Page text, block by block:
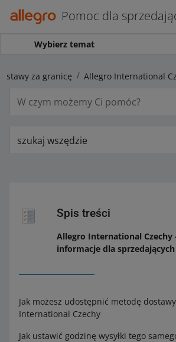
Pomoc dla
Wybierz temat
za granicę
szukaj wszędzie
Spis treści
Allegro International Czechy
informacje dla sprzedających
Jak możesz udostępnić metodę
International Czechy
Jak ustawić godzinę wysyłki tego